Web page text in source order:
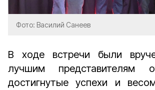
Фото: Василий Санеев
В ходе встречи были
лучшим представителям
достигнутые успехи и